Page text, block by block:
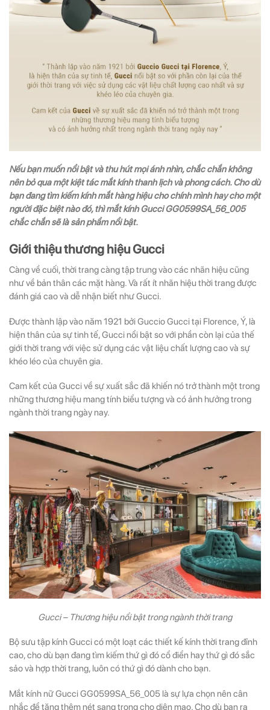
Nếu bạn muốn nổi bật và thu hút mọi ánh nhìn, chắc chắn không
nên bỏ qua một kiệt tác mắt kính thanh lịch và phong cách. Cho dù
bạn đang tìm kiếm kính mắt hàng hiệu cho chính mình hay cho một
người đặc biệt nào đó, thì mắt kính Gucci GG0599SA_56_005
chắc chắn sẽ là sản phẩm nổi bật.
Giới thiệu thương hiệu Gucci
Càng về cuối, thời trang càng tập trung vào các nhãn hiệu cũng
như về bản thân các mặt hàng. Và rất ít nhãn hiệu thời trang được
đánh giá cao và dễ nhận biết như Gucci.
Được thành lập vào năm 1921 bởi Guccio Gucci tại Florence, Ý, là
hiện thân của sự tinh tế, Gucci nổi bật so với phần còn lại của thế
giới thời trang với việc sử dụng các vật liệu chất lượng cao và sự
khéo léo của chuyên gia.
Cam kết của Gucci về sự xuất sắc đã khiến nó trở thành một trong
những thương hiệu mang tính biểu tượng và có ảnh hưởng trong
ngành thời trang ngày nay.
Gucci – Thương hiệu nổi bật trong ngành thời trang
Bộ sưu tập kính Gucci có một loạt các thiết kế kính thời trang đỉnh
cao, cho dù bạn đang tìm kiếm thứ gì đó cổ điển hay thứ gì đó sắc
sảo và hợp thời trang, luôn có thứ gì đó dành cho bạn.
Mắt kính nữ GucciGG0599SA_56_005 là sự lựa chọn nên cân
nhắc để tăng thêm nét sang trọng cho diện mạo. Cho dù bạn ra